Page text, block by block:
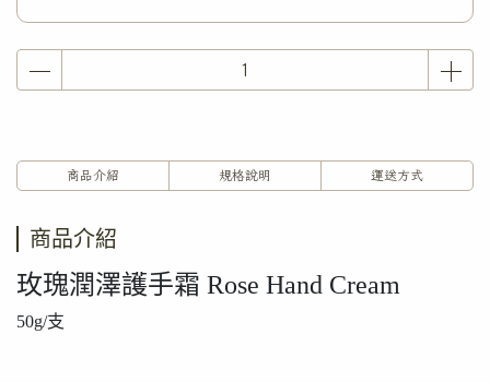
商品介紹 規格說明 運送方式
商品介紹
玫瑰潤澤護手霜 Rose Hand Cream
50g/支